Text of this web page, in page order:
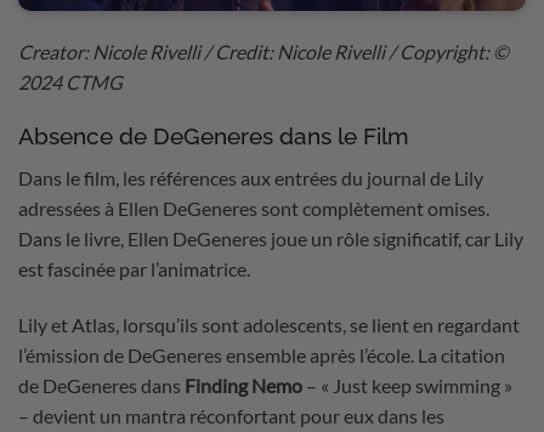
Creator: Nicole Rivelli / Credit: Nicole Rivelli / Copyright: ©
2024 CTMG
Absence de DeGeneres dans le Film
Dans le film, les références aux entrées du journal de Lily
adressées à Ellen DeGeneres sont complètement omises.
Dans le livre, Ellen DeGeneres joue un rôle significatif, car Lily
est fascinée par l’animatrice.
Lily et Atlas, lorsqu’ils sont adolescents, se lient en regardant
l’émission de DeGeneres ensemble après l’école. La citation
de DeGeneres dans Finding Nemo – « Just keep swimming »
– devient un mantra réconfortant pour eux dans les